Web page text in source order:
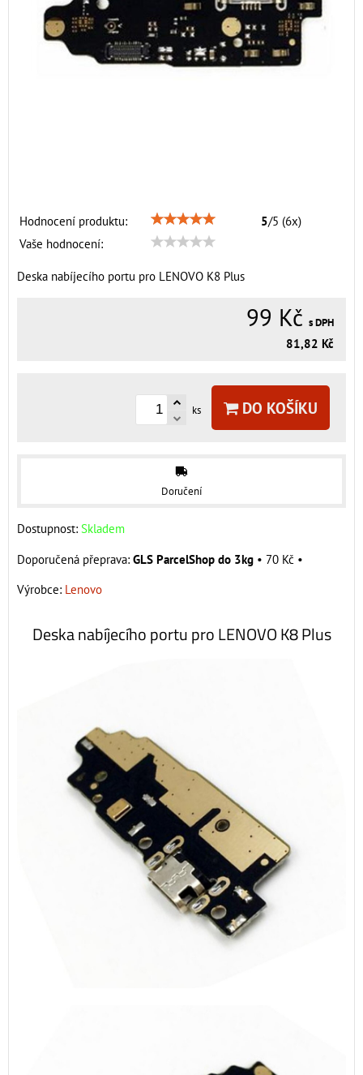
Hodnocení produktu: 5/5 (6x)
Vaše hodnocení:
Deska nabíjecího portu pro LENOVO K8 Plus
99 Kč s DPH
81,82 Kč
ks DO KOŠÍKU
Doručení
Dostupnost: Skladem
GLS ParcelShop do 3kg • 70 Kč •
Výrobce: Lenovo
Deska nabíjecího portu pro LENOVO K8 Plus